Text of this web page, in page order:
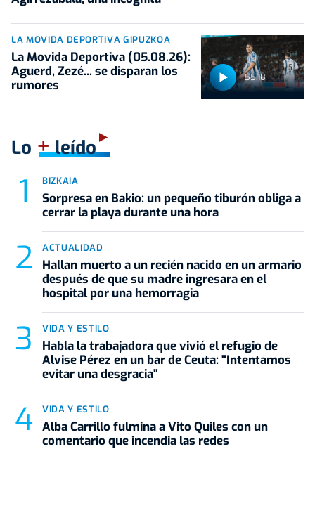
55:18
LA MOVIDA DEPORTIVA GIPUZKOA
La Movida Deportiva (05.08.26):
Aguerd, Zezé... se disparan los
rumores
Lo +leído
BIZKAIA
Sorpresa en Bakio: un pequeño tiburón obliga a
cerrar la playa durante una hora
ACTUALIDAD
Hallan muerto a un recién nacido en un armario
después de que su madre ingresara en el
hospital por una hemorragia
VIDA Y ESTILO
Habla la trabajadora que vivió el refugio de
Alvise Pérez en un bar de Ceuta: "Intentamos
evitar una desgracia"
VIDA Y ESTILO
Alba Carrillo fulmina a Vito Quiles con un
comentario que incendia las redes